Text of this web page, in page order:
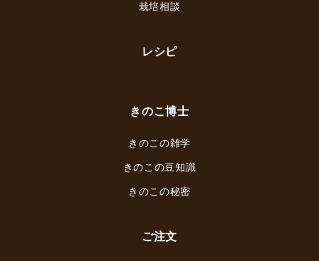
栽培相談
レシピ
きのこ博士
きのこの雑学
きのこの豆知識
きのこの秘密
ご注文